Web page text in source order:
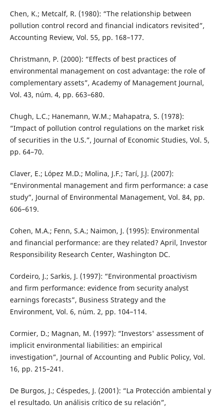
Chen, K.; Metcalf, R. (1980): “The relationship between
pollution control record and financial indicators revisited”,
Accounting Review, Vol. 55, pp. 168–177.
Christmann, P. (2000): “Effects of best practices of
environmental management on cost advantage: the role of
complementary assets”, Academy of Management Journal,
Vol. 43, núm. 4, pp. 663–680.
Chugh, L.C.; Hanemann, W.M.; Mahapatra, S. (1978):
“Impact of pollution control regulations on the market risk
of securities in the U.S.”, Journal of Economic Studies, Vol. 5,
pp. 64–70.
Claver, E.; López M.D.; Molina, J.F.; Tarí, J.J. (2007):
“Environmental management and firm performance: a case
study”, Journal of Environmental Management, Vol. 84, pp.
606–619.
Cohen, M.A.; Fenn, S.A.; Naimon, J. (1995): Environmental
and financial performance: are they related? April, Investor
Responsibility Research Center, Washington DC.
Cordeiro, J.; Sarkis, J. (1997): “Environmental proactivism
and firm performance: evidence from security analyst
earnings forecasts”, Business Strategy and the
Environment, Vol. 6, núm. 2, pp. 104–114.
Cormier, D.; Magnan, M. (1997): “Investors' assessment of
implicit environmental liabilities: an empirical
investigation”, Journal of Accounting and Public Policy, Vol.
16, pp. 215–241.
De Burgos, J.; Céspedes, J. (2001): “La Protección ambiental y
el resultado. Un análisis crítico de su relación”,